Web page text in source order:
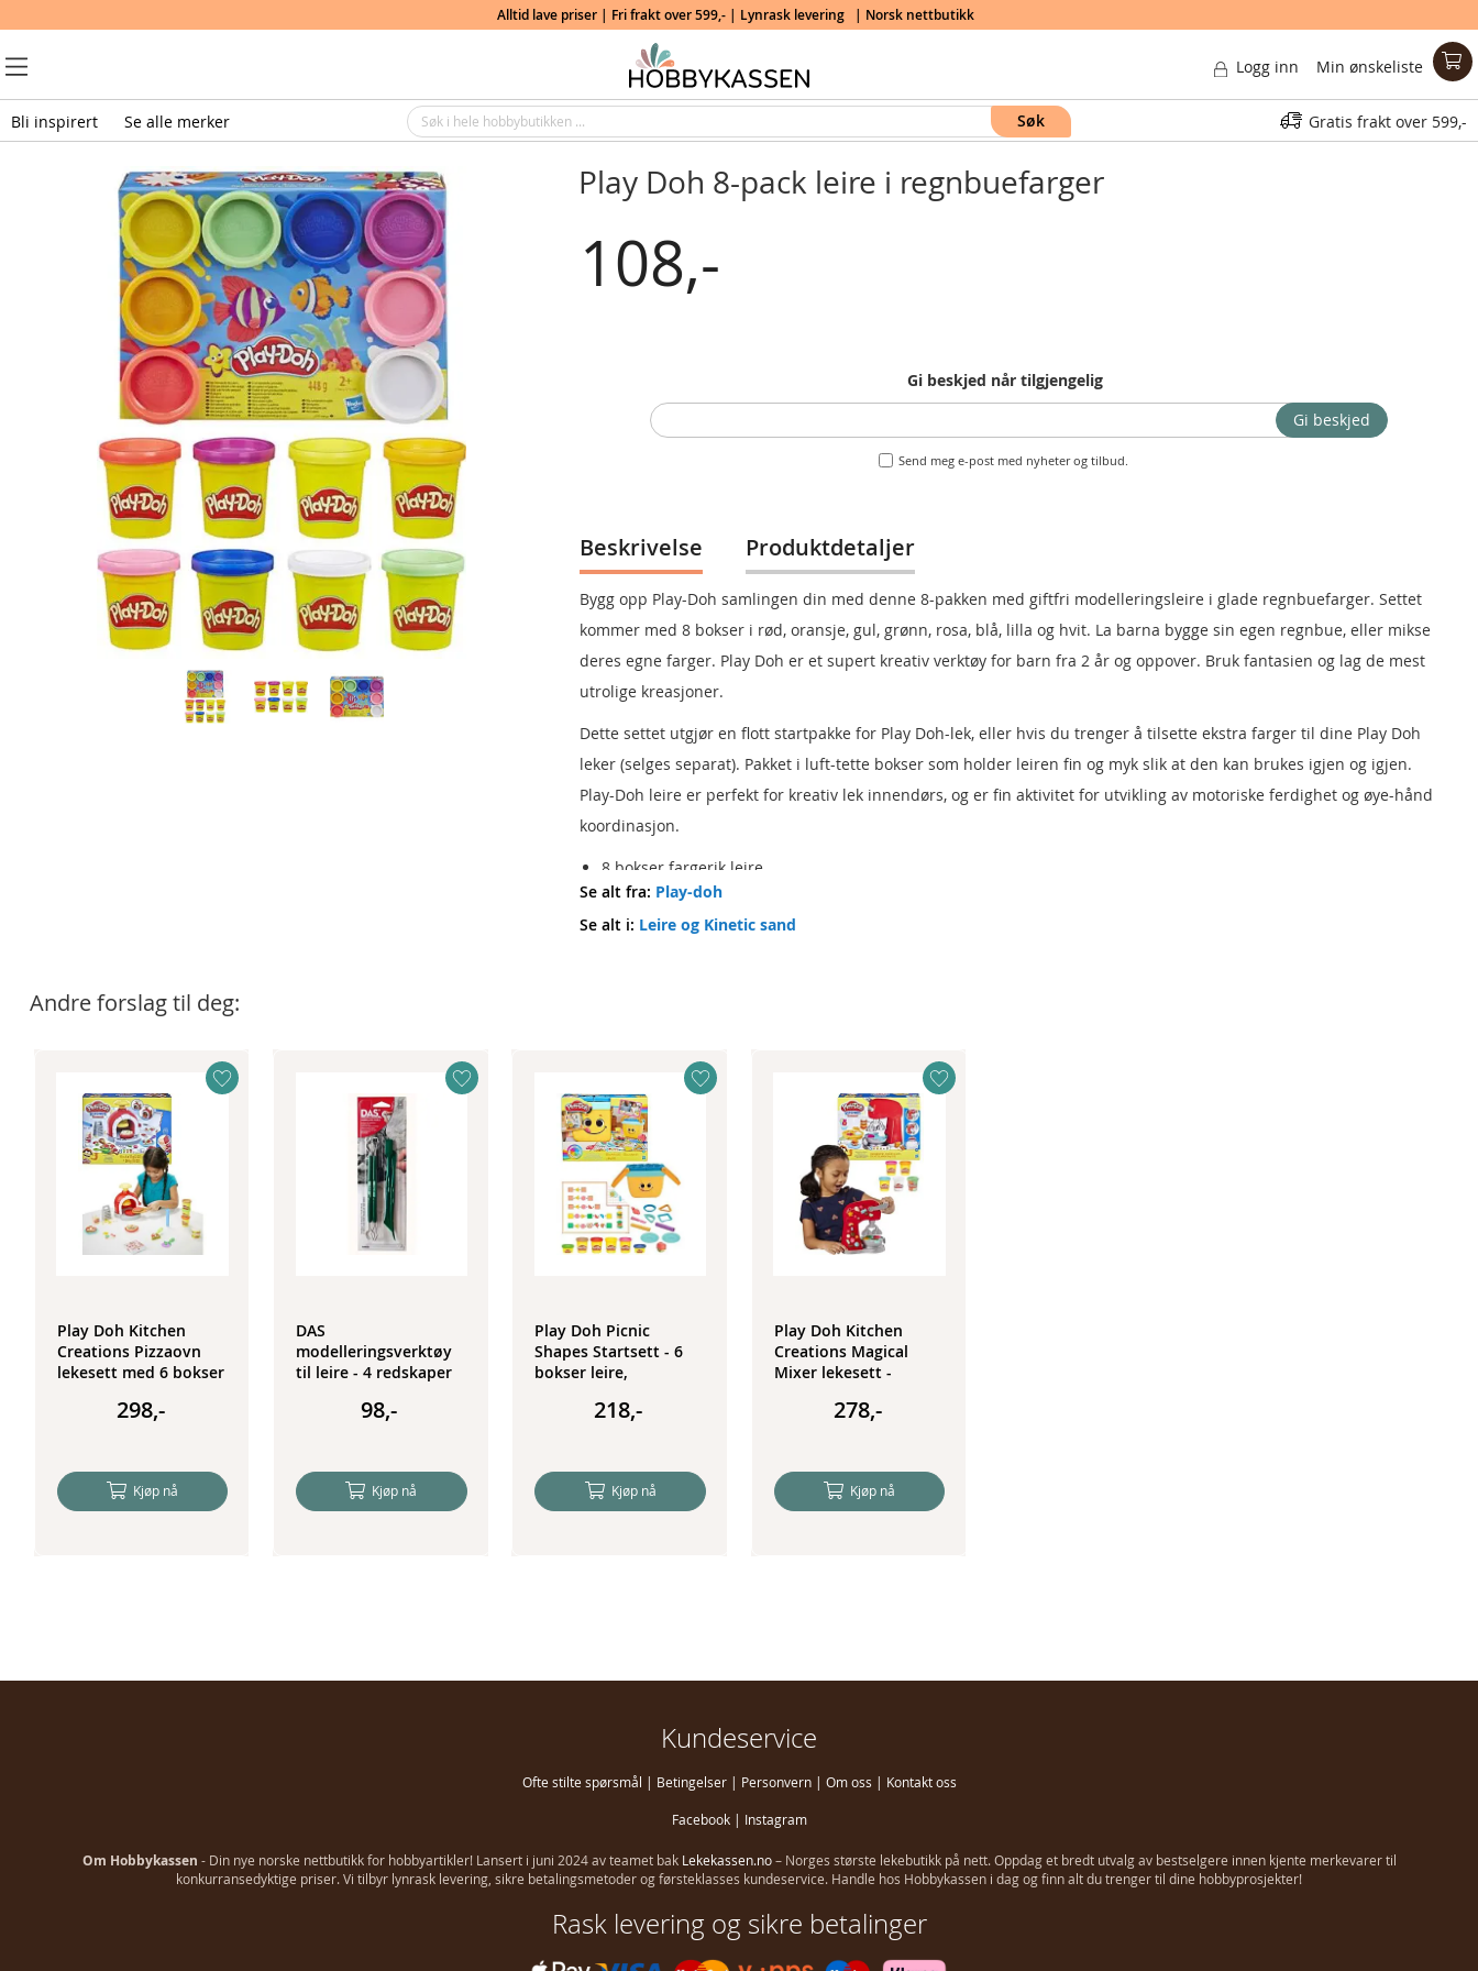
Alltid lave priser | Fri frakt over 599,- | Lynrask levering | Norsk nettbutikk
Play Doh 8-pack leire i regnbuefarger
108,-
Gi beskjed når tilgjengelig
Send meg e-post med nyheter og tilbud.
Gi beskjed
Beskrivelse
Bygg opp Play-Doh samlingen din med denne 8-pakken med giftfri modelleringsleire i glade regnbuefarger. Settet
kommer med 8 bokser i rød, oransje, gul, grønn, rosa, blå, lilla og hvit. La barna bygge sin egen regnbue, eller mikse
deres egne farger. Play Doh er et supert kreativ verktøy for barn fra 2 år og oppover. Bruk fantasien og lag de mest
utrolige kreasjoner.
Dette settet utgjør en flott startpakke for Play Doh-lek, eller hvis du trenger å tilsette ekstra farger til dine Play Doh
leker (selges separat). Pakket i luft-tette bokser som holder leiren fin og myk slik at den kan brukes igjen og igjen.
Play-Doh leire er perfekt for kreativ lek innendørs, og er fin aktivitet for utvikling av motoriske ferdighet og øye-hånd
koordinasjon.
8 bokser fargerik leire
Detaljer:
Farge: rød, oransje, gul, grønn, rosa, blå, lilla, hvit
Mengde bøtte: ca. 56 gram
Alder: fra 2 år
Produktdetaljer
Se alt fra: Play-doh
Se alt i: Leire og Kinetic sand
Andre forslag til deg:
Play Doh Kitchen
Creations Pizzaovn
lekesett med 6 bokser
298,-
Kjøp nå
DAS
modelleringsverktøy
til leire - 4 redskaper
98,-
Kjøp nå
Play Doh Picnic
Shapes Startsett - 6
bokser leire,
mye mer218,-
Kjøp nå
Play Doh Kitchen
Creations Magical
Mixer lekesett -
bokser leire
278,-
Kjøp nå
Kundeservice
Ofte stilte spørsmål | Betingelser| Personvern | Om oss | Kontakt oss
Facebook| Instagram
Om Hobbykassen - Din nye norske nettbutikk for hobbyartikler! Lansert i juni 2024 av teamet bak Lekekassen.no– Norges største lekebutikk på nett. Oppdag et bredt utvalg av bestselgere innen kjente merkevarer til
konkurransedyktige priser. Vi tilbyr lynrask levering, sikre betalingsmetoder og førsteklasses kundeservice. Handle hos Hobbykassen i dag og finn alt du trenger til dine hobbyprosjekter!
Rask levering og sikre betalinger
Bli inspirert Se alle merker Søk Gratis frakt over 599,-
Min ønskeliste
Logg inn